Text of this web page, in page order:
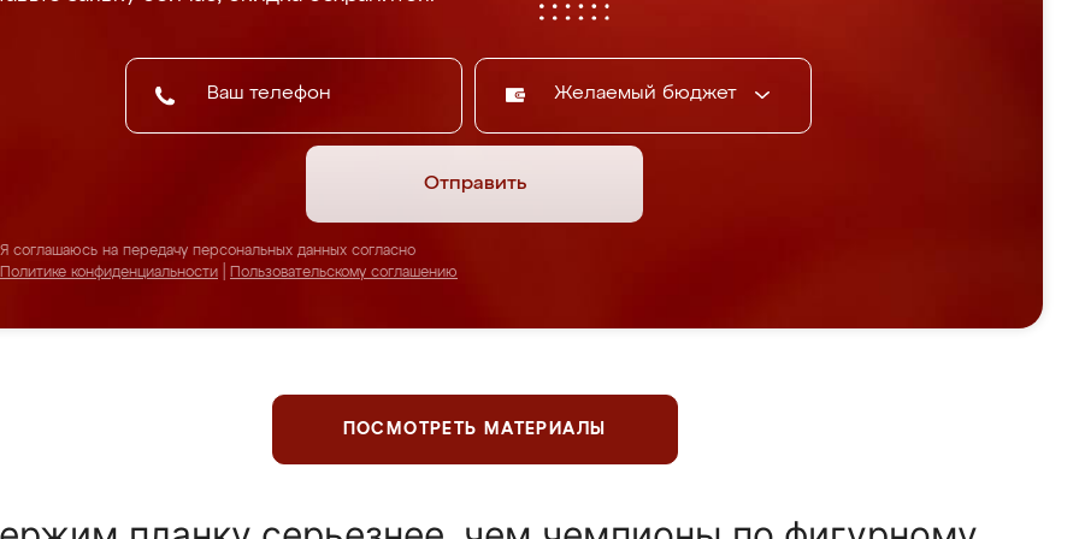
Желаемый бюджет
Отправить
Я соглашаюсь на передачу персональных данных согласно
Политике конфиденциальности
Пользовательскому соглашению
ПОСМОТРЕТЬ МАТЕРИАЛЫ